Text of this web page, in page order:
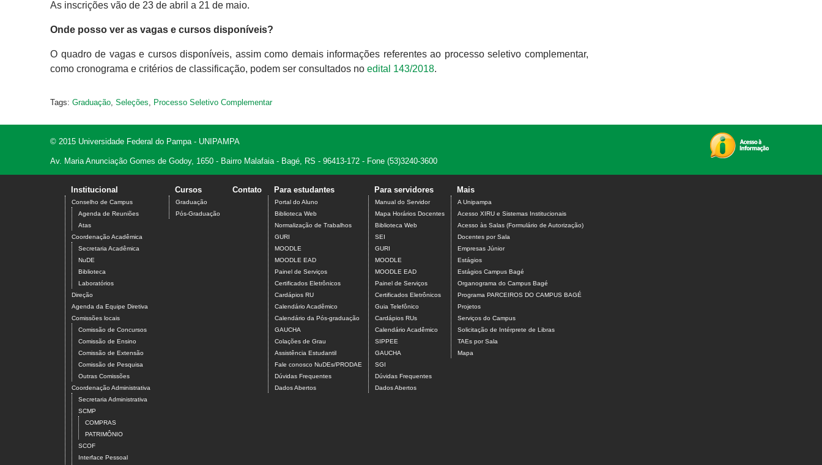
As inscrições vão de 23 de abril a 21 de maio.
Onde posso ver as vagas e cursos disponíveis?
O quadro de vagas e cursos disponíveis, assim como demais informações referentes ao processo seletivo complementar,
como cronograma e critérios de classificação, podem ser consultados no edital 143/2018.
Tags: Graduação Seleções Processo Seletivo Complementar
© 2015 Universidade Federal do Pampa - UNIPAMPA
Av. Maria Anunciação Gomes de Godoy, 1650 - Bairro Malafaia - Bagé, RS - 96413-172 - Fone (53)3240-3600
Institucional
Conselho de Campus
Agenda de Reuniões
Atas
Coordenação Acadêmica
Secretaria Acadêmica
NuDE
Biblioteca
Laboratórios
Direção
Agenda da Equipe Diretiva
Comissões locais
Comissão de Concursos
Comissão de Ensino
Comissão de Extensão
Comissão de Pesquisa
Outras Comissões
Coordenação Administrativa
Secretaria Administrativa
SCMP
COMPRAS
PATRIMÔNIO
SCOF
Interface Pessoal
Cursos
Graduação
Pós-Graduação
Contato Para estudantes
Portal do Aluno
Biblioteca Web
Normalização de Trabalhos
GURI
MOODLE
MOODLE EAD
Painel de Serviços
Certificados Eletrônicos
Cardápios RU
Calendário Acadêmico
Calendário da Pós-graduação
GAUCHA
Colações de Grau
Assistência Estudantil
Fale conosco NuDEs/PRODAE
Dúvidas Frequentes
Dados Abertos
Para servidores
Manual do Servidor
Mapa Horários Docentes
Biblioteca Web
SEI
GURI
MOODLE
MOODLE EAD
Painel de Serviços
Certificados Eletrônicos
Guia Telefônico
Cardápios RUs
Calendário Acadêmico
SIPPEE
GAUCHA
SGI
Dúvidas Frequentes
Dados Abertos
Mais
A Unipampa
Acesso XIRU e Sistemas Institucionais
Acesso às Salas (Formulário de Autorização)
Docentes por Sala
Empresas Júnior
Estágios
Estágios Campus Bagé
Organograma do Campus Bagé
Programa PARCEIROS DO CAMPUS BAGÉ
Projetos
Serviços do Campus
Solicitação de Intérprete de Libras
TAEs por Sala
Mapa